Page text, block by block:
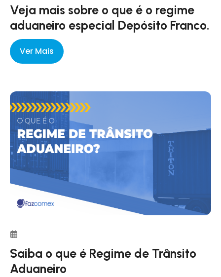
Veja mais sobre o que é o regime
aduaneiro especial Depósito Franco.
Ver Mais
Saiba o que é Regime de Trânsito
Aduaneiro